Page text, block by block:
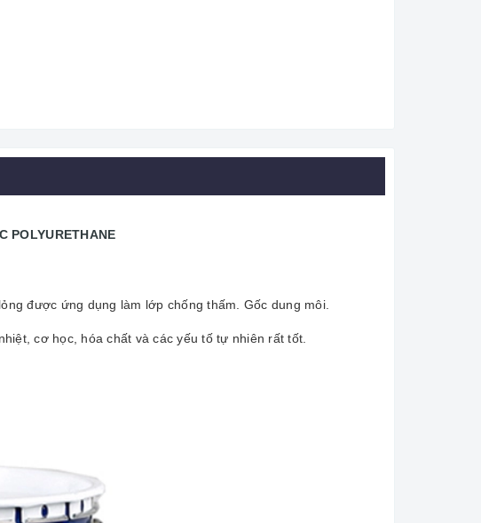
POLYURETHANE
được ứng dụng làm lớp chống thấm. Gốc dung môi.
cơ học, hóa chất và các yếu tố tự nhiên rất tốt.